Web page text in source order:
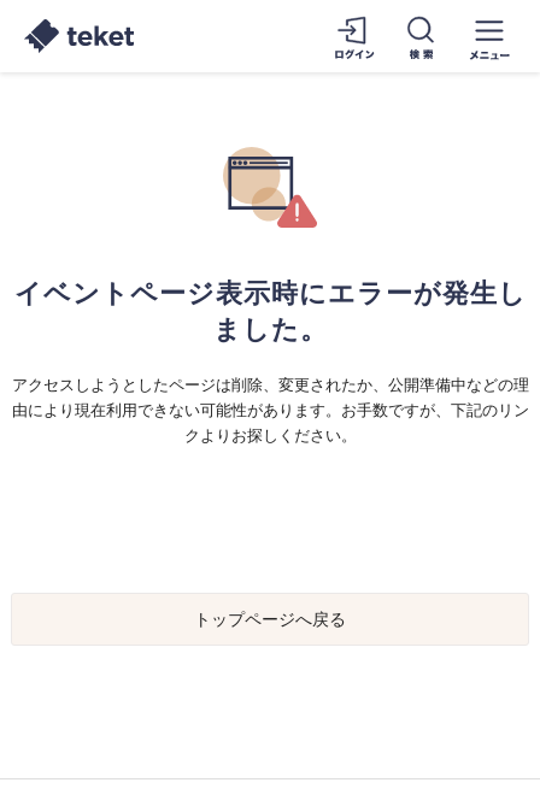
イベントページ表示時にエラーが発生し
ました。
アクセスしようとしたページは削除、変更されたか、公開準備中などの理
由により現在利用できない可能性があります。お手数ですが、下記のリン
クよりお探しください。
トップページへ戻る